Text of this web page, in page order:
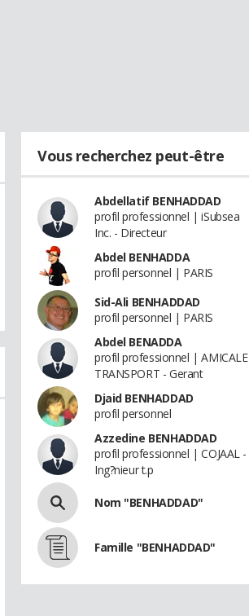
Vous recherchez peut-être
Abdellatif BENHADDAD
profil professionnel | iSubsea
Inc. - Directeur
Abdel BENHADDA
profil personnel | PARIS
Sid-Ali BENHADDAD
profil personnel | PARIS
Abdel BENADDA
profil professionnel | AMICALE
TRANSPORT - Gerant
Djaid BENHADDAD
profil personnel
Azzedine BENHADDAD
profil professionnel | COJAAL -
Ing?nieur t.p
Nom "BENHADDAD"
Famille "BENHADDAD"